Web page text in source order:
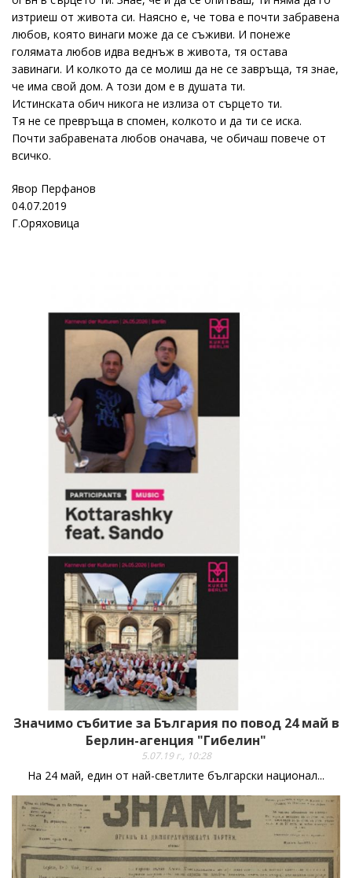
изтриеш от живота си. Наясно е, че това е почти забравена
любов, която винаги може да се съживи. И понеже
голямата любов идва веднъж в живота, тя остава
завинаги. И колкото да се молиш да не се завръща, тя знае,
че има свой дом. А този дом е в душата ти.
Истинската обич никога не излиза от сърцето ти.
Тя не се превръща в спомен, колкото и да ти се иска.
Почти забравената любов оначава, че обичаш повече от
всичко.
Явор Перфанов
04.07.2019
Г.Оряховица
Значимо събитие за България по повод 24 май в
Берлин-агенция "Гибелин"
5.07.19 г., 10:28
На 24 май, един от най-светлите български национал...